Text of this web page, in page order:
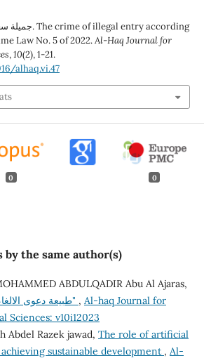
Law No. 5 of 2022.Al-Haq Journal for
,10(2), 1-21.
alhaq.vi.47
0 0
the same author(s)
ABDULQADIR Abu Al Ajaras,
طبيعة دعوى الالغاء " دراسة مقارنة" , Al-haq Journal for
Sciences: v10i12023
Abdel Razek jawad, The role of artificial
sustainable development , Al-